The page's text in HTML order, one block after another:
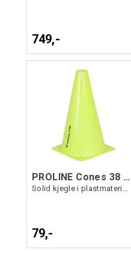
749,-
PROLINE Cones 38 cm Single Gul OS
79,-